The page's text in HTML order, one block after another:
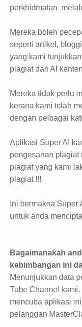
perkhidmatan
Mereka boleh
seperti artikel,
yang kami tunjukkan
plagiat dan AI
Mereka tidak perlu
kerana kami telah
dengan pelbagai
Aplikasi Super AI
pengesanan
plagiat yang kami
plagiat !!!
Ini bermakna
untuk anda
Bagaimanakah
kebimbangan ini
Menunjukkan data
Tube Channel
mencuba aplikasi
pelanggan